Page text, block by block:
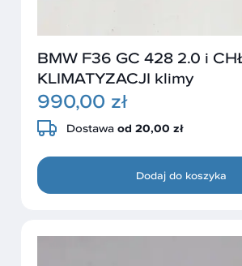
BMW F36 GC 428 2.0 i
KLIMATYZACJI klimy
990,00 zł
Dostawa od 20,00 zł
Dodaj do koszyka